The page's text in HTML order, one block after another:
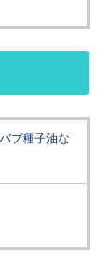
ブ種子油な